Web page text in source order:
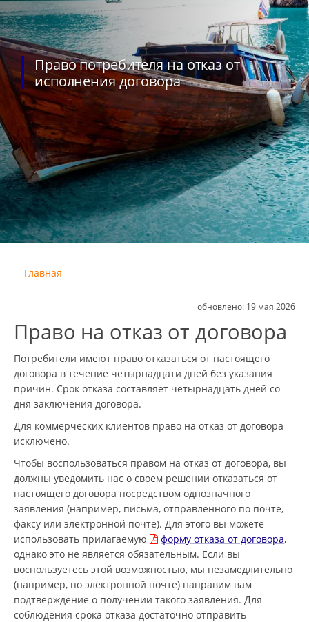
Право потребителя на отказ от
исполнения договора
Главная
обновлено: 19 мая 2026
Право на отказ от договора
Потребители имеют право отказаться от настоящего
договора в течение четырнадцати дней без указания
причин. Срок отказа составляет четырнадцать дней со
дня заключения договора.
Для коммерческих клиентов право на отказ от договора
исключено.
Чтобы воспользоваться правом на отказ от договора, вы
должны уведомить нас о своем решении отказаться от
настоящего договора посредством однозначного
заявления (например, письма, отправленного по почте,
факсу или электронной почте). Для этого вы можете
использовать прилагаемую
форму отказа от договора,
однако это не является обязательным. Если вы
воспользуетесь этой возможностью, мы незамедлительно
(например, по электронной почте) направим вам
подтверждение о получении такого заявления. Для
соблюдения срока отказа достаточно отправить